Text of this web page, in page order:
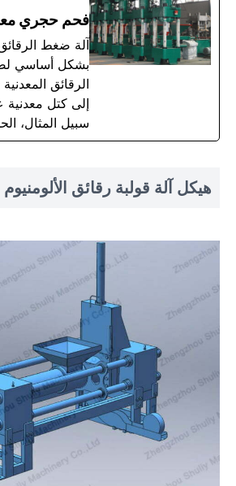
فحم حجري
آلة ضغط
بشكل أساسي
الرقائق
إلى كتل معدنية
سبيل المثال،
هيكل آلة قولبة رقائق الألومنيوم